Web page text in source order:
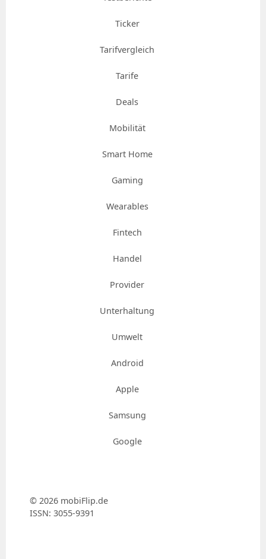
Ticker
Tarifvergleich
Tarife
Deals
Mobilität
Smart Home
Gaming
Wearables
Fintech
Handel
Provider
Unterhaltung
Umwelt
Android
Apple
Samsung
Google
© 2026 mobiFlip.de
ISSN: 3055-9391